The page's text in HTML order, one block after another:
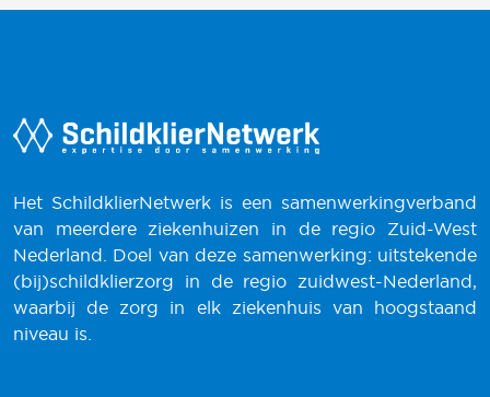
Het SchildklierNetwerk is een samenwerkingverband
van meerdere ziekenhuizen in de regio Zuid-West
Nederland. Doel van deze samenwerking: uitstekende
(bij)schildklierzorg in de regio zuidwest-Nederland,
waarbij de zorg in elk ziekenhuis van hoogstaand
niveau is.